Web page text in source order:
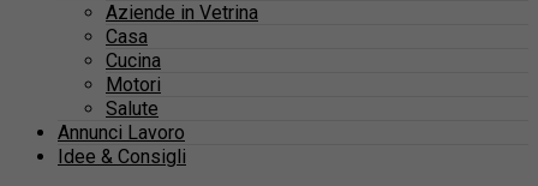
Aziende in Vetrina
Casa
Cucina
Motori
Salute
Annunci Lavoro
Idee & Consigli